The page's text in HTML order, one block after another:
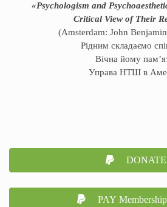
«Psychologism and
Critical View of Their
(Amsterdam: John
Рідним складаємо
Вічна йому
Управа НТШ в
DONATE
PAY